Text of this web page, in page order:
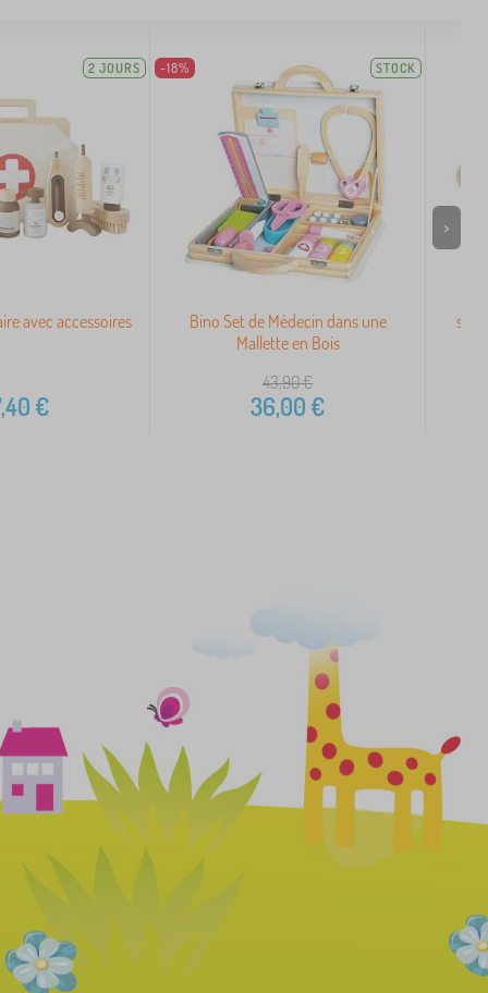
2 JOURS
avec accessoires
€
-18% STOCK
Bino Set de Médecin dans une
Mallette en Bois
43,90€
36,00€
>